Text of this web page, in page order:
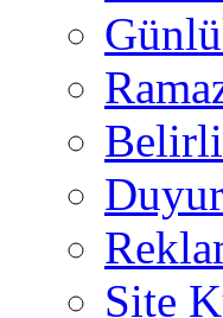
Site